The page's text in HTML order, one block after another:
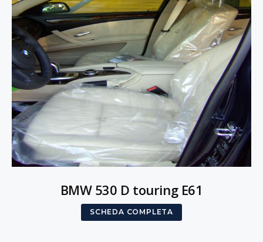
BMW 530 D touring E61
SCHEDA COMPLETA